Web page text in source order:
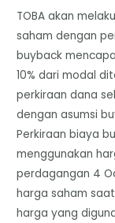
TOBA akan
saham dengan
buyback
10% dari modal
perkiraan dana
dengan asumsi
Perkiraan biaya
menggunakan
perdagangan 4
harga saham
harga yang